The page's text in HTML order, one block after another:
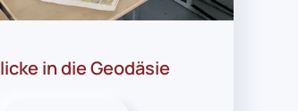
in die Geodäsie